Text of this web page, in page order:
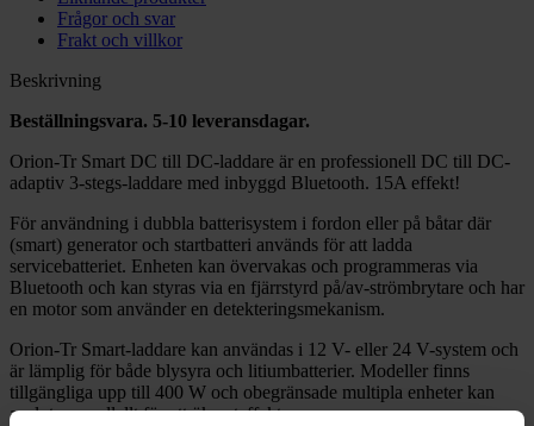
Frågor och svar
Frakt och villkor
Beskrivning
Beställningsvara. 5-10 leveransdagar.
Orion-Tr Smart DC till DC-laddare är en professionell DC till DC-
adaptiv 3-stegs-laddare med inbyggd Bluetooth. 15A effekt!
För användning i dubbla batterisystem i fordon eller på båtar där
(smart) generator och startbatteri används för att ladda
servicebatteriet. Enheten kan övervakas och programmeras via
Bluetooth och kan styras via en fjärrstyrd på/av-strömbrytare och har
en motor som använder en detekteringsmekanism.
Orion-Tr Smart-laddare kan användas i 12 V- eller 24 V-system och
är lämplig för både blysyra och litiumbatterier. Modeller finns
tillgängliga upp till 400 W och obegränsade multipla enheter kan
anslutas parallellt för att öka uteffekten.